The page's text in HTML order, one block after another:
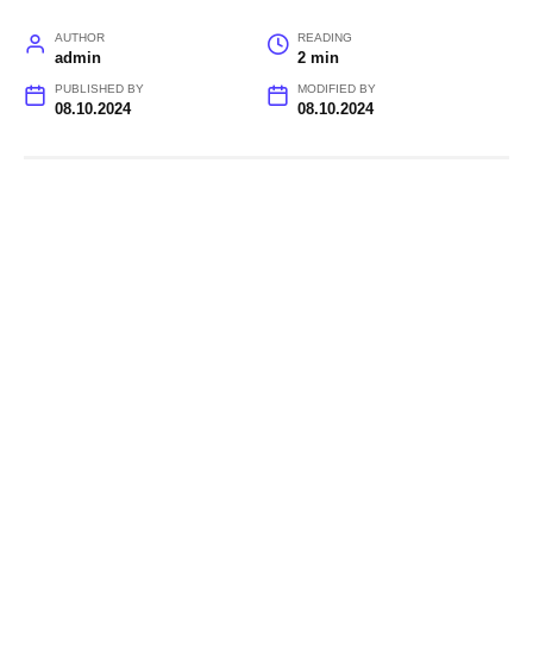
AUTHOR
admin
READING
2 min
PUBLISHED BY
08.10.2024
MODIFIED BY
08.10.2024